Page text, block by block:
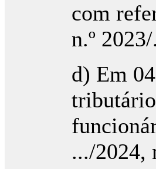
com
n.º
d) Em
.../2024,